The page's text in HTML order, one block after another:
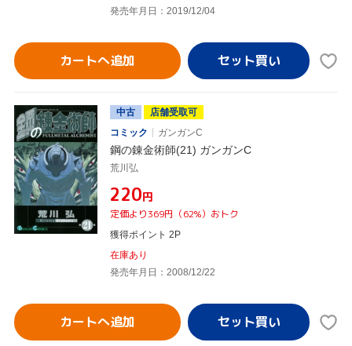
発売年月日：2019/12/04
カートへ追加
中古
店舗受取可
コミック
ガンガンC
鋼の錬金術師(21) ガンガンC
荒川弘
¥220円
定価より369円（62%）おトク
獲得ポイント 2P
在庫あり
発売年月日：2008/12/22
カートへ追加